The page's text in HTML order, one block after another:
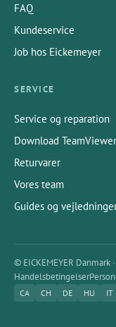
FAQ
Kundeservice
Job hos Eickemeyer
SERVICE
Service og reparation
Download TeamViewer
Returvarer
Vores team
Guides og
© EICKEMEYER Danmark
Handelsbetingelser
CA CH DE HU IT